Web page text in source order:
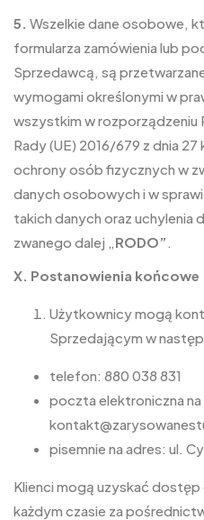
5. Wszelkie dane osobowe,
formularza zamówienia lub
Sprzedawcą, są
wymogami określonymi w
wszystkim w rozporządzeniu
Rady (UE) 2016/679 z dnia
ochrony osób fizycznych w
danych osobowych i w
takich danych oraz
zwanego dalej „RODO” .
X. Postanowienia końcowe
Użytkownicy mogą
Sprzedającym w
telefon: 880 038 831
poczta elektroniczna na
pisemnie na adres: ul.
Klienci mogą uzyskać dostęp
każdym czasie za